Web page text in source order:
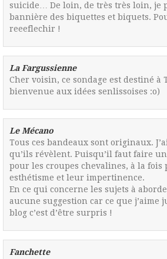
suicide… De loin, de très très loin, je
bannière des biquettes et biquets.
reeeflechir !
La Fargussienne
Cher voisin, ce sondage est destiné à
bienvenue aux idées senlissoises :o)
Le Mécano
Tous ces bandeaux sont originaux.
qu’ils révèlent. Puisqu’il faut faire
pour les croupes chevalines, à la fois
esthétisme et leur impertinence.
En ce qui concerne les sujets à
aucune suggestion car ce que j’aime
blog c’est d’être surpris !
Fanchette